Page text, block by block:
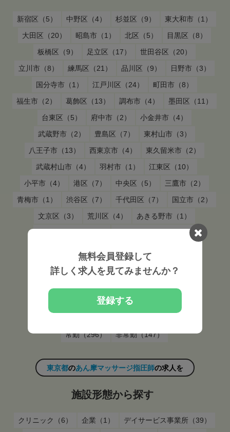
新宿区（5） 中野区（4） 杉並区（9）
東大和市（1）
大田区（20）
昭島市（1） 北区（5）
目黒区（8）
板橋区（9）
足立区（17）
世田谷区（20）
立川市（8）
練馬区（21） 品川区（9）
日野市（3）
国分寺市（1）
江戸川区（24）
町田市（8）
福生市（2）
葛飾区（13） 調布市（4）
墨田区（11）
台東区（5）
府中市（2）
小金井市（4）
武蔵野市（2）
豊島区（7）
東村山市（3）
八王子市（13）
西東京市（4）
東久留米市（2）
武蔵村山市（4）
羽村市（1）
江東区（10）
小平市（4）
港区（7） 中央区（5）
三鷹市（2）
青梅市（1）
渋谷区（7） 千代田区（7）
国立市（2）
文京区（3）
荒川区（4）
あきる野市（1）
西多摩郡日の出町（1）
雇用形態から探す
常勤（296） 非常勤（147）
東京都のあん摩マッサージ指圧師の求人を
施設形態から探す
クリニック（6） 企業（1）
デイサービス事業所（39）
無料会員登録して
詳しく求人を見てみませんか？
登録する